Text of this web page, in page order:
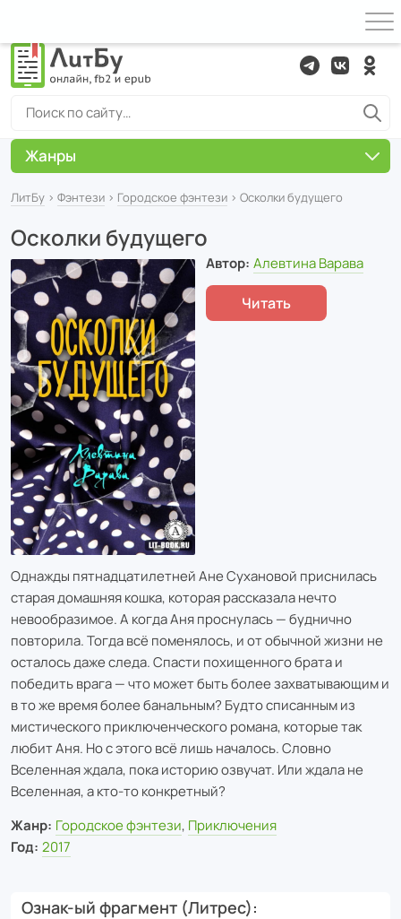
ЛитБу › Фэнтези › Городское фэнтези › Осколки будущего
Осколки будущего
Автор: Алевтина Варава
Читать
Однажды пятнадцатилетней Ане Сухановой приснилась
старая домашняя кошка, которая рассказала нечто
невообразимое. А когда Аня проснулась — буднично
повторила. Тогда всё поменялось, и от обычной жизни не
осталось даже следа. Спасти похищенного брата и
победить врага — что может быть более захватывающим и
в то же время более банальным? Будто списанным из
мистического приключенческого романа, которые так
любит Аня. Но с этого всё лишь началось. Словно
Вселенная ждала, пока историю озвучат. Или ждала не
Вселенная, а кто-то конкретный?
Жанр: Городское фэнтези, Приключения
Год: 2017
Ознак-ый фрагмент (Литрес)
Жанры